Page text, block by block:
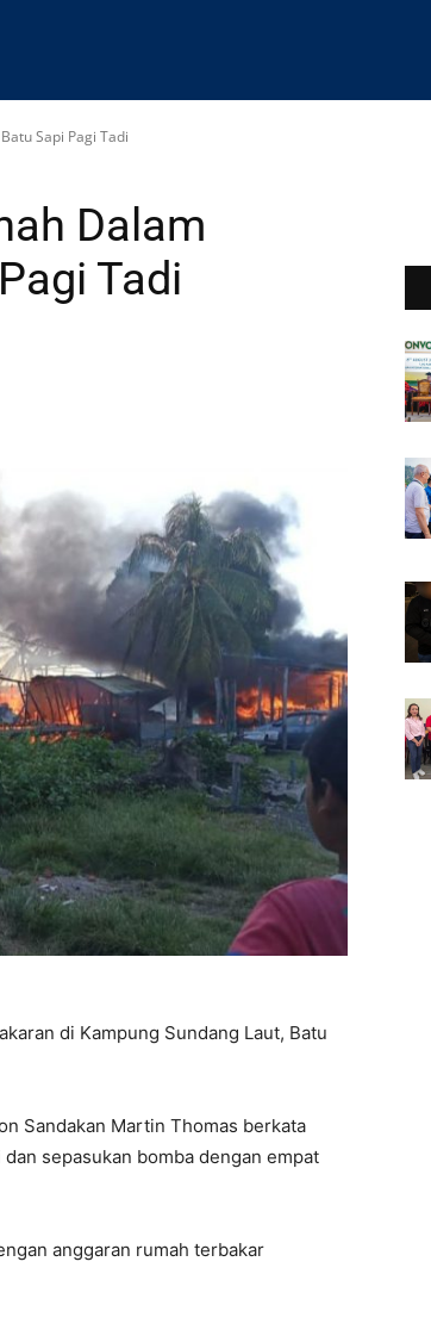
Sapi Pagi Tadi
Dalam
Tadi
di Kampung Sundang Laut, Batu
Sandakan Martin Thomas berkata
sepasukan bomba dengan empat
anggaran rumah terbakar